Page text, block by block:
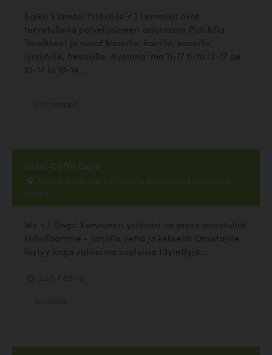
Kaikki Elämäsi Ystävälle <3 Lemmikit ovat
tervetulleita palvelijoineen asioimaan Putiikilla.
Tarvikkeet ja ruoat kissoille, koirille, kaneille,
jyrsijöille, hevosille. Avoinna: ma 11-17 ti-to 12-17 pe
10-17 la 10-14...
Ciao! Caffe Espa
Pohjois-Esplanadi 29, Galleria Esplanadin katutasossa,
Helsinki
We <3 Dogs! Karvainen ystäväsi on myös tervetullut
kahvilaamme - tarjolla vettä ja keksejä! Omistajille
löytyy laaja valikoima suolaisia täytettyjä...